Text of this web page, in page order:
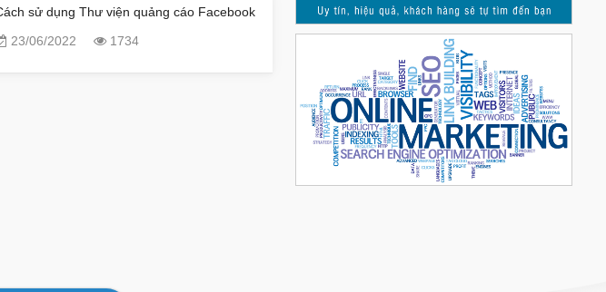
sử dụng Thư viện quảng cáo Facebook
23/06/2022
1734